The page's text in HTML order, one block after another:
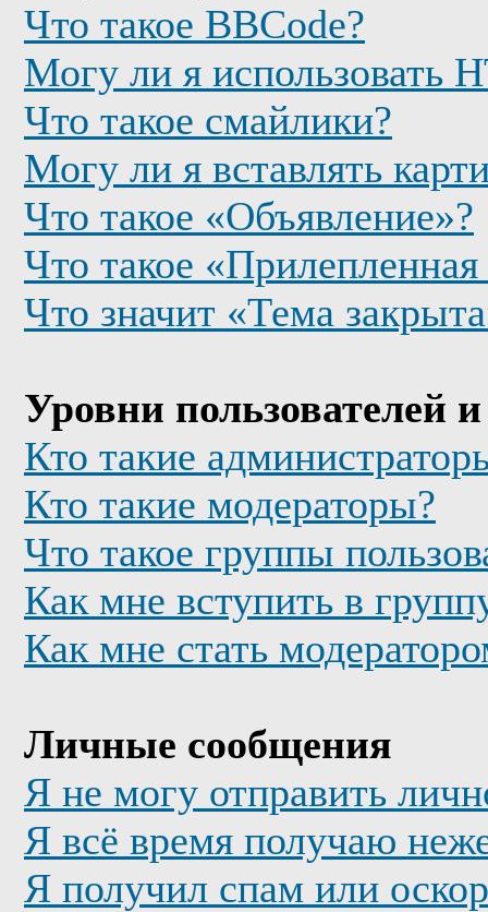
Что такое BBCode?
Могу ли я использовать
Что такое смайлики?
Могу ли я вставлять
Что такое «Объявление»?
Что такое «Прилепленная
Что значит «Тема
Уровни пользователей
Кто такие
Кто такие модераторы?
Что такое группы
Как мне вступить в
Как мне стать
Личные сообщения
Я не могу отправить
Я всё время получаю
Я получил спам или